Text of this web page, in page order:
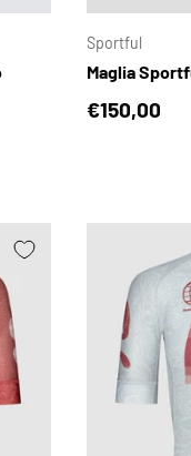
Sportful
Maglia
Prezzo
€150,00